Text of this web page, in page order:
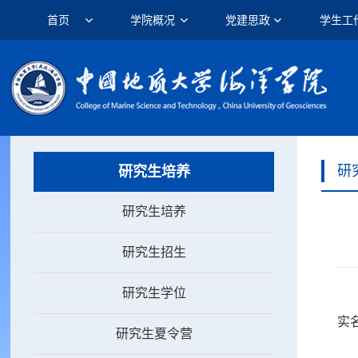
首页 学院概况 党建思政 学生工
研究生培养
研究生培养
研究生招生
研究生学位
研究生夏令营
研
实